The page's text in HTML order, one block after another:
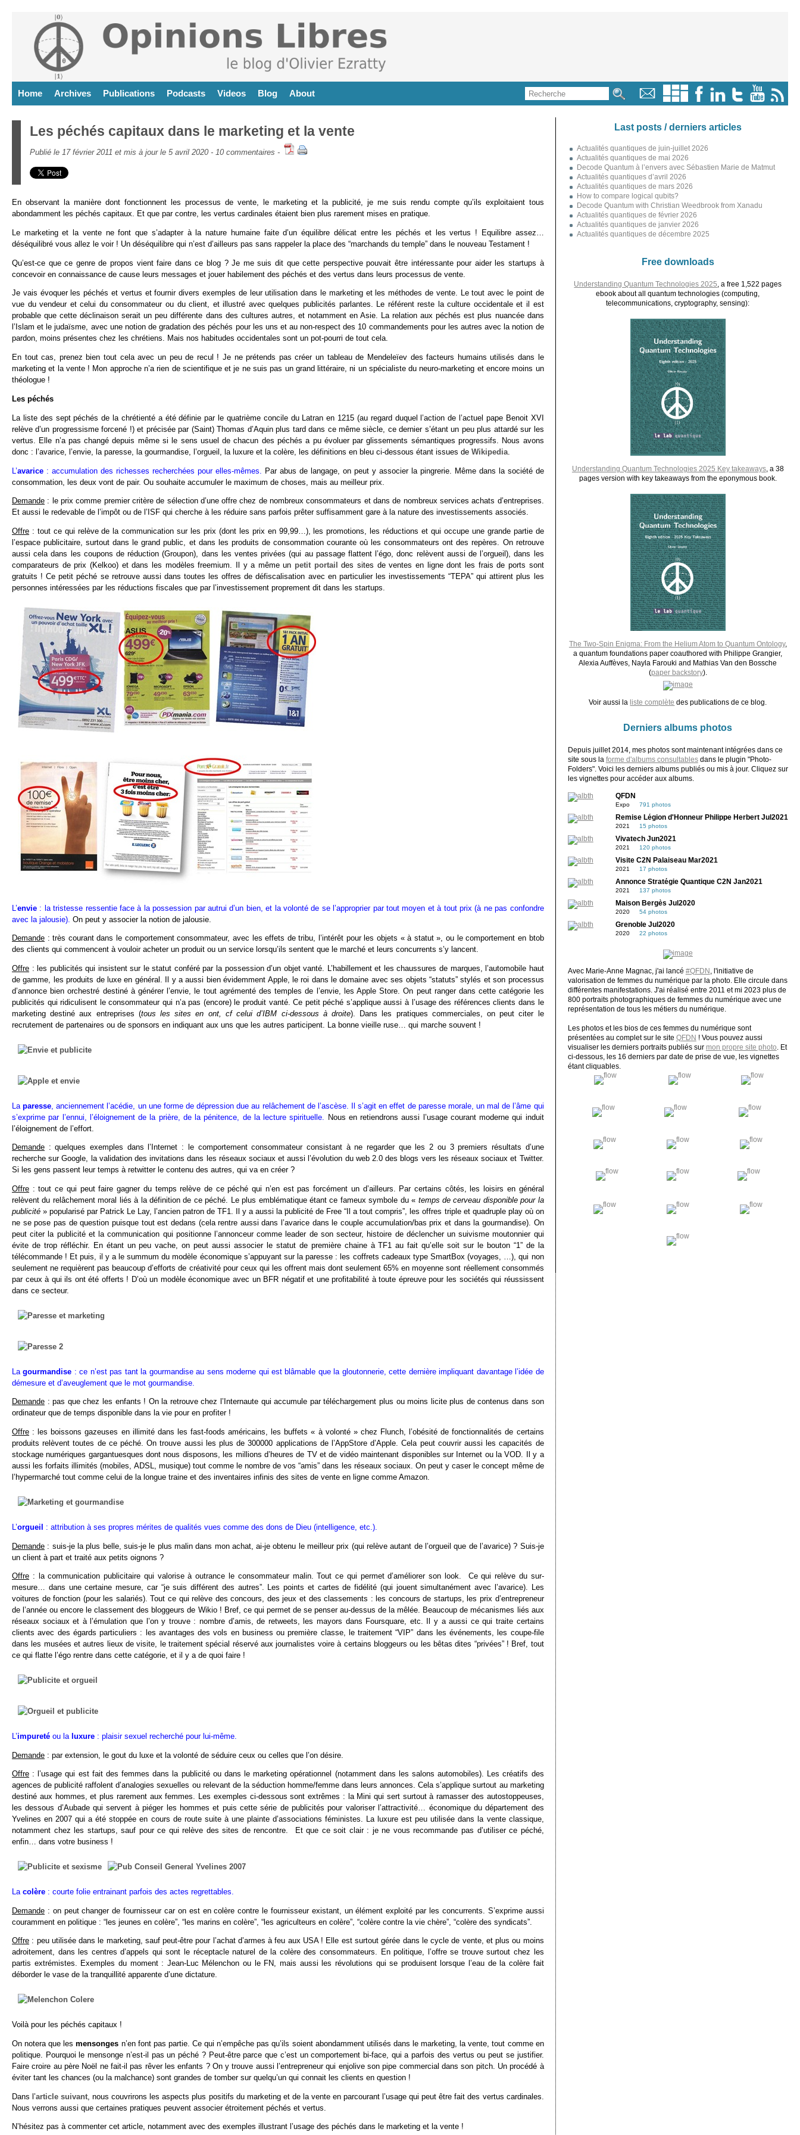
Home Archives Publications Podcasts Videos Blog About
Les péchés capitaux dans le marketing et la vente
Publié le 17 février 2011 et mis à jour le 5 avril 2020 - 10 commentaires -
En observant la manière dont fonctionnent les processus de vente, le marketing et la publicité, je me suis rendu compte qu’ils exploitaient tous
abondamment les péchés capitaux. Et que par contre, les vertus cardinales étaient bien plus rarement mises en pratique.
Le marketing et la vente ne font que s’adapter à la nature humaine faite d’un équilibre délicat entre les péchés et les vertus ! Equilibre assez…
déséquilibré vous allez le voir ! Un déséquilibre qui n’est d’ailleurs pas sans rappeler la place des “marchands du temple” dans le nouveau Testament !
Qu’est-ce que ce genre de propos vient faire dans ce blog ? Je me suis dit que cette perspective pouvait être intéressante pour aider les startups à
concevoir en connaissance de cause leurs messages et jouer habilement des péchés et des vertus dans leurs processus de vente.
Je vais évoquer les péchés et vertus et fournir divers exemples de leur utilisation dans le marketing et les méthodes de vente. Le tout avec le point de
vue du vendeur et celui du consommateur ou du client, et illustré avec quelques publicités parlantes. Le référent reste la culture occidentale et il est
probable que cette déclinaison serait un peu différente dans des cultures autres, et notamment en Asie. La relation aux péchés est plus nuancée dans
l’Islam et le judaïsme, avec une notion de gradation des péchés pour les uns et au non-respect des 10 commandements pour les autres avec la notion de
pardon, moins présentes chez les chrétiens. Mais nos habitudes occidentales sont un pot-pourri de tout cela.
En tout cas, prenez bien tout cela avec un peu de recul ! Je ne prétends pas créer un tableau de Mendeleïev des facteurs humains utilisés dans le
marketing et la vente ! Mon approche n’a rien de scientifique et je ne suis pas un grand littéraire, ni un spécialiste du neuro-marketing et encore moins un
théologue !
Les péchés
La liste des sept péchés de la chrétienté a été définie par le quatrième concile du Latran en 1215 (au regard duquel l’action de l’actuel pape Benoit XVI
relève d’un progressisme forcené !) et précisée par (Saint) Thomas d’Aquin plus tard dans ce même siècle, ce dernier s’étant un peu plus attardé sur les
vertus. Elle n’a pas changé depuis même si le sens usuel de chacun des péchés a pu évoluer par glissements sémantiques progressifs. Nous avons
donc : l’avarice, l’envie, la paresse, la gourmandise, l’orgueil, la luxure et la colère, les définitions en bleu ci-dessous étant issues de Wikipedia
L’avarice : accumulation des richesses recherchées pour elles-mêmes. Par abus de langage, on peut y associer la pingrerie. Même dans la société de
consommation, les deux vont de pair. Ou souhaite accumuler le maximum de choses, mais au meilleur prix.
Demande : le prix comme premier critère de sélection d’une offre chez de nombreux consommateurs et dans de nombreux services achats d’entreprises.
Et aussi le redevable de l’impôt ou de l’ISF qui cherche à les réduire sans parfois prêter suffisamment gare à la nature des investissements associés.
Offre : tout ce qui relève de la communication sur les prix (dont les prix en 99,99…), les promotions, les réductions et qui occupe une grande partie de
l’espace publicitaire, surtout dans le grand public, et dans les produits de consommation courante où les consommateurs ont des repères. On retrouve
aussi cela dans les coupons de réduction (Groupon), dans les ventes privées (qui au passage flattent l’égo, donc relèvent aussi de l’orgueil), dans les
comparateurs de prix (Kelkoo) et dans les modèles freemium. Il y a même un petit portail
des sites de ventes en ligne dont les frais de ports sont
gratuits ! Ce petit péché se retrouve aussi dans toutes les offres de défiscalisation avec en particulier les investissements “TEPA” qui attirent plus les
personnes intéressées par les réductions fiscales que par l’investissement proprement dit dans les startups.
L’envie : la tristesse ressentie face à la possession par autrui d’un bien, et la volonté de se l’approprier par tout moyen et à tout prix (à ne pas confondre
avec la jalousie). On peut y associer la notion de jalousie.
Demande : très courant dans le comportement consommateur, avec les effets de tribu, l’intérêt pour les objets « à statut », ou le comportement en btob
des clients qui commencent à vouloir acheter un produit ou un service lorsqu’ils sentent que le marché et leurs concurrents s’y lancent.
Offre : les publicités qui insistent sur le statut conféré par la possession d’un objet vanté. L’habillement et les chaussures de marques, l’automobile haut
de gamme, les produits de luxe en général. Il y a aussi bien évidemment Apple, le roi dans le domaine avec ses objets “statuts” stylés et son processus
d’annonce bien orchestré destiné à générer l’envie, le tout agrémenté des temples de l’envie, les Apple Store. On peut ranger dans cette catégorie les
publicités qui ridiculisent le consommateur qui n’a pas (encore) le produit vanté. Ce petit péché s’applique aussi à l’usage des références clients dans le
marketing destiné aux entreprises (tous les sites en ont, cf celui d’IBM ci-dessous à droite). Dans les pratiques commerciales, on peut citer le
recrutement de partenaires ou de sponsors en indiquant aux uns que les autres participent. La bonne vieille ruse… qui marche souvent !
Laparesse , anciennement l’acédie, un une forme de dépression due au relâchement de l’ascèse. Il s’agit en effet de paresse morale, un mal de l’âme qui
s’exprime par l’ennui, l’éloignement de la prière, de la pénitence, de la lecture spirituelle. Nous en retiendrons aussi l’usage courant moderne qui induit
l’éloignement de l’effort.
Demande : quelques exemples dans l’Internet : le comportement consommateur consistant à ne regarder que les 2 ou 3 premiers résultats d’une
recherche sur Google, la validation des invitations dans les réseaux sociaux et aussi l’évolution du web 2.0 des blogs vers les réseaux sociaux et Twitter.
Si les gens passent leur temps à retwitter le contenu des autres, qui va en créer ?
Offre : tout ce qui peut faire gagner du temps relève de ce péché qui n’en est pas forcément un d’ailleurs. Par certains côtés, les loisirs en général
relèvent du relâchement moral liés à la définition de ce péché. Le plus emblématique étant ce fameux symbole du « temps de cerveau disponible pour la
publicité» popularisé par Patrick Le Lay, l’ancien patron de TF1. Il y a aussi la publicité de Free “Il a tout compris”, les offres triple et quadruple play où on
ne se pose pas de question puisque tout est dedans (cela rentre aussi dans l’avarice dans le couple accumulation/bas prix et dans la gourmandise). On
peut citer la publicité et la communication qui positionne l’annonceur comme leader de son secteur, histoire de déclencher un suivisme moutonnier qui
évite de trop réfléchir. En étant un peu vache, on peut aussi associer le statut de première chaine à TF1 au fait qu’elle soit sur le bouton “1” de la
télécommande ! Et puis, il y a le summum du modèle économique s’appuyant sur la paresse : les coffrets cadeaux type SmartBox (voyages, …), qui non
seulement ne requièrent pas beaucoup d’efforts de créativité pour ceux qui les offrent mais dont seulement 65% en moyenne sont réellement consommés
par ceux à qui ils ont été offerts ! D’où un modèle économique avec un BFR négatif et une profitabilité à toute épreuve pour les sociétés qui réussissent
dans ce secteur.
Lagourmandise : ce n’est pas tant la gourmandise au sens moderne qui est blâmable que la gloutonnerie, cette dernière impliquant davantage l’idée de
démesure et d’aveuglement que le mot gourmandise.
Demande : pas que chez les enfants ! On la retrouve chez l’Internaute qui accumule par téléchargement plus ou moins licite plus de contenus dans son
ordinateur que de temps disponible dans la vie pour en profiter !
Offre : les boissons gazeuses en illimité dans les fast-foods américains, les buffets « à volonté » chez Flunch, l’obésité de fonctionnalités de certains
produits relèvent toutes de ce péché. On trouve aussi les plus de 300000 applications de l’AppStore d’Apple. Cela peut couvrir aussi les capacités de
stockage numériques gargantuesques dont nous disposons, les millions d’heures de TV et de vidéo maintenant disponibles sur Internet ou la VOD. Il y a
aussi les forfaits illimités (mobiles, ADSL, musique) tout comme le nombre de vos “amis” dans les réseaux sociaux. On peut y caser le concept même de
l’hypermarché tout comme celui de la longue traine et des inventaires infinis des sites de vente en ligne comme Amazon.
L’orgueil : attribution à ses propres mérites de qualités vues comme des dons de Dieu (intelligence, etc.).
Demande : suis-je la plus belle, suis-je le plus malin dans mon achat, ai-je obtenu le meilleur prix (qui relève autant de l’orgueil que de l’avarice) ? Suis-je
un client à part et traité aux petits oignons ?
Offre : la communication publicitaire qui valorise à outrance le consommateur malin. Tout ce qui permet d’améliorer son look. Ce qui relève du sur-
mesure… dans une certaine mesure, car “je suis différent des autres”. Les points et cartes de fidélité (qui jouent simultanément avec l’avarice). Les
voitures de fonction (pour les salariés). Tout ce qui relève des concours, des jeux et des classements : les concours de startups, les prix d’entrepreneur
de l’année ou encore le classement des bloggeurs de Wikio ! Bref, ce qui permet de se penser au-dessus de la mêlée. Beaucoup de mécanismes liés aux
réseaux sociaux et à l’émulation que l’on y trouve : nombre d’amis, de retweets, les mayors dans Foursquare, etc. Il y a aussi ce qui traite certains
clients avec des égards particuliers : les avantages des vols en business ou première classe, le traitement “VIP” dans les événements, les coupe-file
dans les musées et autres lieux de visite, le traitement spécial réservé aux journalistes voire à certains bloggeurs ou les bêtas dites “privées” ! Bref, tout
ce qui flatte l’égo rentre dans cette catégorie, et il y a de quoi faire !
L’impureté ou la luxure : plaisir sexuel recherché pour lui-même.
Demande : par extension, le gout du luxe et la volonté de séduire ceux ou celles que l’on désire.
Offre : l’usage qui est fait des femmes dans la publicité ou dans le marketing opérationnel (notamment dans les salons automobiles). Les créatifs des
agences de publicité raffolent d’analogies sexuelles ou relevant de la séduction homme/femme dans leurs annonces. Cela s’applique surtout au marketing
destiné aux hommes, et plus rarement aux femmes. Les exemples ci-dessous sont extrêmes : la Mini qui sert surtout à ramasser des autostoppeuses,
les dessous d’Aubade qui servent à piéger les hommes et puis cette série de publicités pour valoriser l’attractivité… économique du département des
Yvelines en 2007 qui a été stoppée en cours de route suite à une plainte d’associations féministes. La luxure est peu utilisée dans la vente classique,
notamment chez les startups, sauf pour ce qui relève des sites de rencontre. Et que ce soit clair : je ne vous recommande pas d’utiliser ce péché,
enfin… dans votre business !
La colère : courte folie entrainant parfois des actes regrettables.
Demande : on peut changer de fournisseur car on est en colère contre le fournisseur existant, un élément exploité par les concurrents. S’exprime aussi
couramment en politique : “les jeunes en colère”, “les marins en colère”, “les agriculteurs en colère”, “colère contre la vie chère”, “colère des syndicats”.
Offre : peu utilisée dans le marketing, sauf peut-être pour l’achat d’armes à feu aux USA ! Elle est surtout gérée dans le cycle de vente, et plus ou moins
adroitement, dans les centres d’appels qui sont le réceptacle naturel de la colère des consommateurs. En politique, l’offre se trouve surtout chez les
partis extrémistes. Exemples du moment : Jean-Luc Mélenchon ou le FN, mais aussi les révolutions qui se produisent lorsque l’eau de la colère fait
déborder le vase de la tranquillité apparente d’une dictature.
Voilà pour les péchés capitaux !
On notera que lesmensonges n’en font pas partie. Ce qui n’empêche pas qu’ils soient abondamment utilisés dans le marketing, la vente, tout comme en
politique. Pourquoi le mensonge n’est-il pas un péché ? Peut-être parce que c’est un comportement bi-face, qui a parfois des vertus ou peut se justifier.
Faire croire au père Noël ne fait-il pas rêver les enfants ? On y trouve aussi l’entrepreneur qui enjolive son pipe commercial dans son pitch. Un procédé à
éviter tant les chances (ou la malchance) sont grandes de tomber sur quelqu’un qui connait les clients en question !
Dans l’article suivant , nous couvrirons les aspects plus positifs du marketing et de la vente en parcourant l’usage qui peut être fait des vertus cardinales.
Nous verrons aussi que certaines pratiques peuvent associer étroitement péchés et vertus.
N’hésitez pas à commenter cet article, notamment avec des exemples illustrant l’usage des péchés dans le marketing et la vente !
Last posts / derniers articles
Actualités quantiques de juin-juillet 2026
Actualités quantiques de mai 2026
Decode Quantum à l’envers avec Sébastien Marie de Matmut
Actualités quantiques d’avril 2026
Actualités quantiques de mars 2026
How to compare logical qubits?
Decode Quantum with Christian Weedbrook from Xanadu
Actualités quantiques de février 2026
Actualités quantiques de janvier 2026
Actualités quantiques de décembre 2025
Free downloads
Understanding Quantum Technologies 2025 , a free 1,522 pages
ebook about all quantum technologies (computing,
telecommunications, cryptography, sensing):
Understanding Quantum Technologies 2025 Key takeaways, a 38
pages version with key takeaways from the eponymous book.
The Two-Spin Enigma: From the Helium Atom to Quantum Ontology,
a quantum foundations paper coauthored with Philippe Grangier,
Alexia Auffèves, Nayla Farouki and Mathias Van den Bossche
(paper backstory).
Voir aussi la liste complète des publications de ce blog.
Derniers albums photos
Depuis juillet 2014, mes photos sont maintenant intégrées dans ce
site sous la forme d'albums consultablesdans le plugin "Photo-
Folders". Voici les derniers albums publiés ou mis à jour. Cliquez sur
les vignettes pour accéder aux albums.
QFDN
Expo 791 photos
Remise Légion d'Honneur Philippe Herbert Jul2021
2021 15 photos
Vivatech Jun2021
2021 120 photos
Visite C2N Palaiseau Mar2021
2021 17 photos
Annonce Stratégie Quantique C2N Jan2021
2021 137 photos
Maison Bergès Jul2020
2020 54 photos
Grenoble Jul2020
2020 22 photos
Avec Marie-Anne Magnac, j'ai lancé #QFDN
, l'initiative de
valorisation de femmes du numérique par la photo. Elle circule dans
différentes manifestations. J'ai réalisé entre 2011 et mi 2023 plus de
800 portraits photographiques de femmes du numérique avec une
représentation de tous les métiers du numérique.
Les photos et les bios de ces femmes du numérique sont
présentées au complet sur le site QFDN ! Vous pouvez aussi
visualiser les derniers portraits publiés sur mon propre site photo . Et
ci-dessous, les 16 derniers par date de prise de vue, les vignettes
étant cliquables.